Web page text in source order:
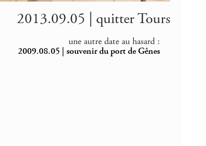
2013.09.05 | quitter Tours
une autre date au hasard :
2009.08.05 | souvenir du port de Gênes